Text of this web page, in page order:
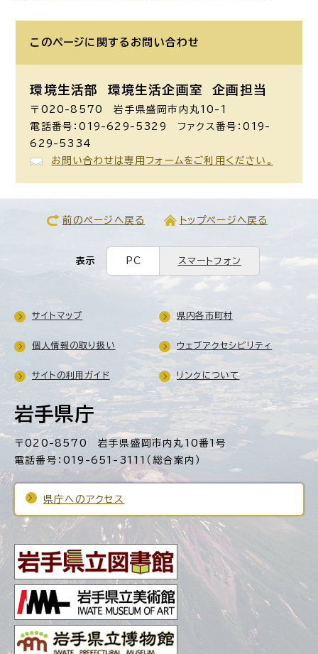
このページに関する お問い合わせ
環境生活部 環境生活企画室 企画担当
〒020-8570 岩手県盛岡市内丸10-1
電話番号：019-629-5329 ファクス番号：019-
629-5334
お問い合わせは専用フォームをご利用ください。
前のページへ戻る トップページへ戻る
表示 PC スマートフォン
岩手県庁
〒020-8570 岩手県盛岡市内丸10番1号
電話番号：019-651-3111（総合案内）
県庁へのアクセス
サイトマップ 県内各市町村
個人情報の取り扱い ウェブアクセシビリティ
サイトの利用ガイド リンクについて